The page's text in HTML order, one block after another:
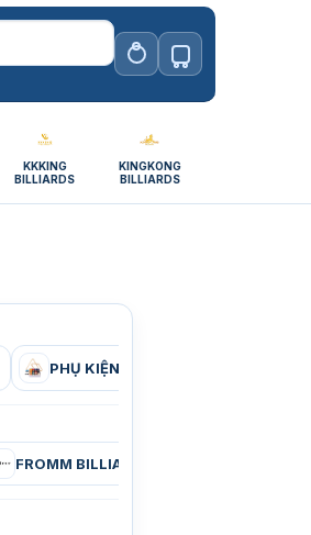
KKKING
BILLIARDS
KINGKONG
BILLIARDS
PHỤ KIỆN CÂU LẠC BỘ BIDA
FROMM BILLIARDS